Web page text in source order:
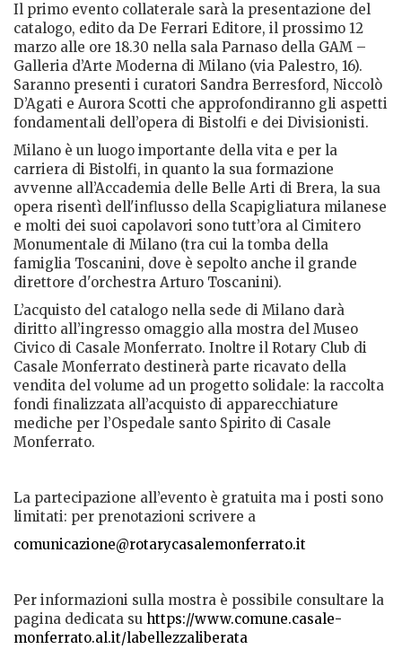
Il primo evento collaterale sarà la presentazione del
catalogo, edito da De Ferrari Editore, il prossimo 12
marzo alle ore 18.30 nella sala Parnaso della GAM –
Galleria d’Arte Moderna di Milano (via Palestro, 16).
Saranno presenti i curatori Sandra Berresford, Niccolò
D’Agati e Aurora Scotti che approfondiranno gli aspetti
fondamentali dell’opera di Bistolfi e dei Divisionisti.
Milano è un luogo importante della vita e per la
carriera di Bistolfi, in quanto la sua formazione
avvenne all’Accademia delle Belle Arti di Brera, la sua
opera risentì dell'influsso della Scapigliatura milanese
e molti dei suoi capolavori sono tutt’ora al Cimitero
Monumentale di Milano (tra cui la tomba della
famiglia Toscanini, dove è sepolto anche il grande
direttore d'orchestra Arturo Toscanini).
L’acquisto del catalogo nella sede di Milano darà
diritto all’ingresso omaggio alla mostra del Museo
Civico di Casale Monferrato. Inoltre il Rotary Club di
Casale Monferrato destinerà parte ricavato della
vendita del volume ad un progetto solidale: la raccolta
fondi finalizzata all’acquisto di apparecchiature
mediche per l’Ospedale santo Spirito di Casale
Monferrato.
La partecipazione all’evento è gratuita ma i posti sono
limitati: per prenotazioni scrivere a
comunicazione@rotarycasalemonferrato.it
Per informazioni sulla mostra è possibile consultare la
pagina dedicata su https://www.comune.casale-
monferrato.al.it/labellezzaliberata